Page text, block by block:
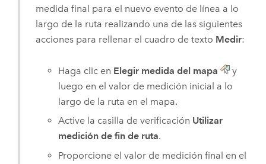
medida final para el nuevo evento de línea a lo
largo de la ruta realizando una de las siguientes
acciones para rellenar el cuadro de texto Medir:
Haga clic en Elegir medida del mapa
y
luego en el valor de medición inicial a lo
largo de la ruta en el mapa.
Active la casilla de verificación Utilizar
medición de fin de ruta.
Proporcione el valor de medición final en el